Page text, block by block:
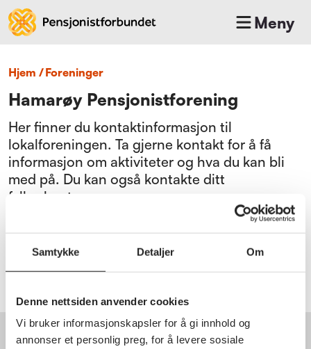
Samtykke Detaljer Om
Denne nettsiden anvender cookies
Vi bruker informasjonskapsler for å gi innhold og
annonser et personlig preg, for å levere sosiale
Meny
Hjem / foreninger
Hamarøy Pensjonistforening
Her finner du kontaktinformasjon til
lokalforeningen. Ta gjerne kontakt for å få
informasjon om aktiviteter og hva du kan bli
med på. Du kan også kontakte ditt
fylkeskontor.
Bli medlem
Gå til medlemsfordeler
Kontakt oss